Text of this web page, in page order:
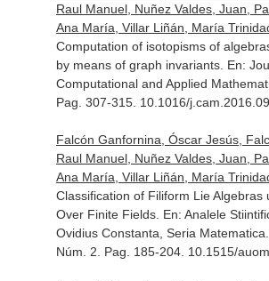
Raul Manuel, Nuñez Valdes, Juan,
Ana María, Villar Liñán, María
Computation of isotopisms of
by means of graph invariants. En:
Computational and Applied
Pag. 307-315. 10.1016/
Falcón Ganfornina, Óscar Jesús,
Raul Manuel, Nuñez Valdes, Juan,
Ana María, Villar Liñán, María
Classification of Filiform Lie Algebras
Over Finite Fields. En: Analele
Ovidius Constanta, Seria Matematica
Núm. 2. Pag. 185-204. 10.1515/